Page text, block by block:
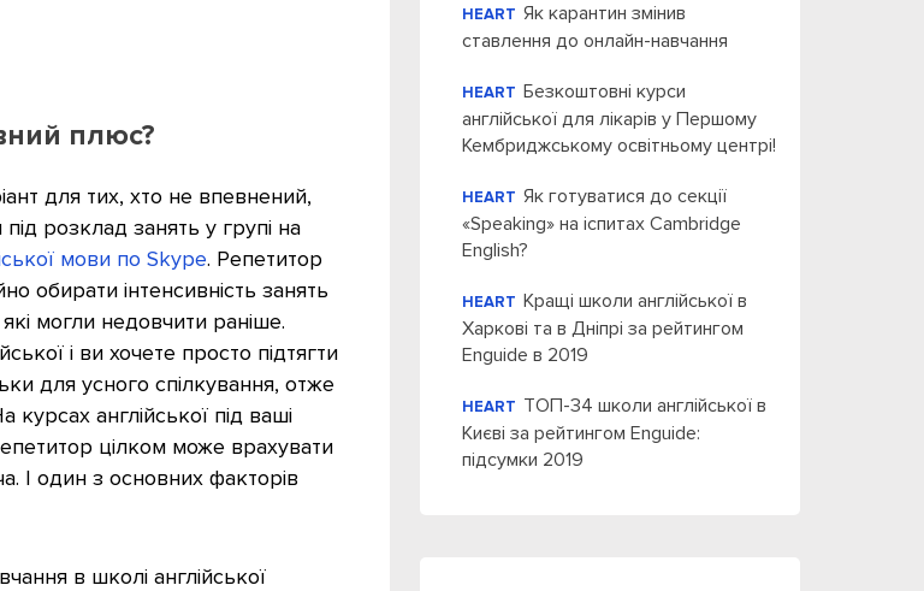
плюс?
для тих, хто не впевнений,
розклад занять у групі на
мови по Skype. Репетитор
обирати інтенсивність занять
могли недовчити раніше.
і ви хочете просто підтягти
для усного спілкування, отже
англійської під ваші
цілком може врахувати
І один з основних факторів
в школі англійської
HEART Як карантин змінив
ставлення до онлайн-навчання
HEART Безкоштовні курси
англійської для лікарів у Першому
Кембриджському освітньому центрі!
HEART Як готуватися до секції
«Speaking» на іспитах Cambridge
English?
HEART Кращі школи англійської в
Харкові та в Дніпрі за рейтингом
Enguide в 2019
HEART ТОП-34 школи англійської в
Києві за рейтингом Enguide:
підсумки 2019